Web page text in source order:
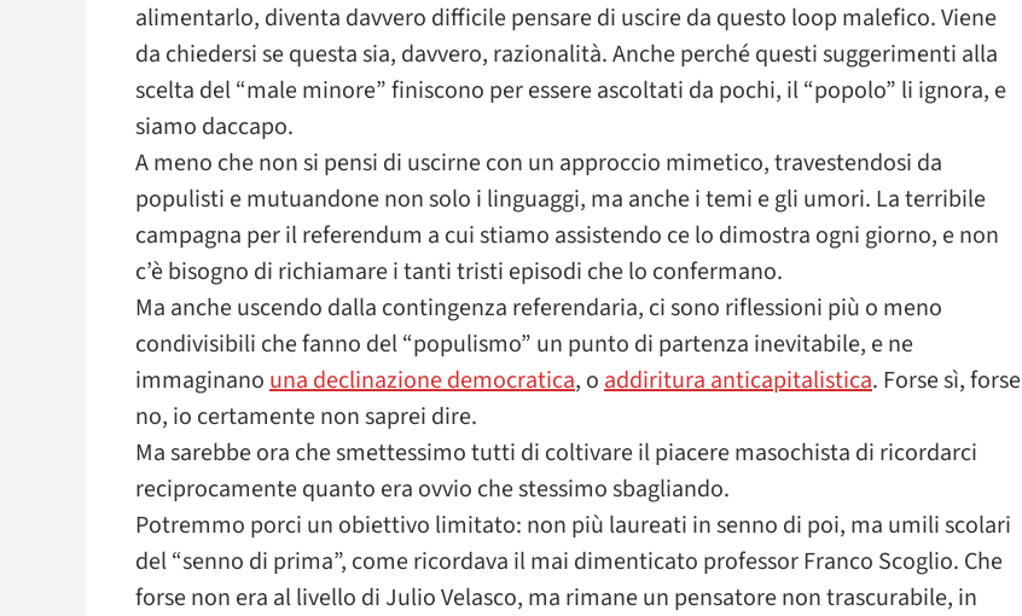
alimentarlo, diventa davvero difficile pensare di uscire da questo loop malefico. Viene
da chiedersi se questa sia, davvero, razionalità. Anche perché questi suggerimenti alla
scelta del “male minore” finiscono per essere ascoltati da pochi, il “popolo” li ignora, e
siamo daccapo.
A meno che non si pensi di uscirne con un approccio mimetico, travestendosi da
populisti e mutuandone non solo i linguaggi, ma anche i temi e gli umori. La terribile
campagna per il referendum a cui stiamo assistendo ce lo dimostra ogni giorno, e non
c’è bisogno di richiamare i tanti tristi episodi che lo confermano.
Ma anche uscendo dalla contingenza referendaria, ci sono riflessioni più o meno
condivisibili che fanno del “populismo” un punto di partenza inevitabile, e ne
immaginanouna declinazione democratica, oaddiritura anticapitalistica. Forse sì, forse
no, io certamente non saprei dire.
Ma sarebbe ora che smettessimo tutti di coltivare il piacere masochista di ricordarci
reciprocamente quanto era ovvio che stessimo sbagliando.
Potremmo porci un obiettivo limitato: non più laureati in senno di poi, ma umili scolari
del “senno di prima”, come ricordava il mai dimenticato professor Franco Scoglio. Che
forse non era al livello di Julio Velasco, ma rimane un pensatore non trascurabile, in